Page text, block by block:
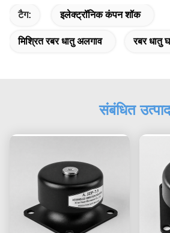
टैग: इलेक्ट्रॉनिक कंपन शॉक
मिश्रित रबर धातु अलगाव रबर धातु
संबंधित उत्पाद